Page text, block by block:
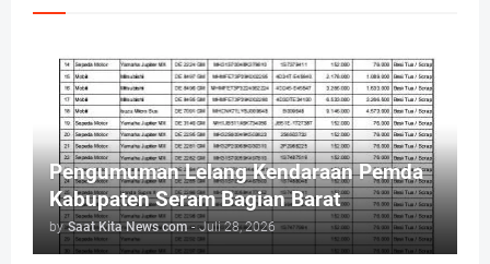
Pengumuman Lelang Kendaraan Pemda
Kabupaten Seram Bagian Barat
by Saat Kita News com - Juli 28, 2026